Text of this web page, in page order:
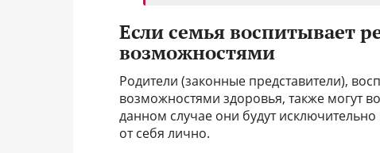
Если семья воспитывает
возможностями
Родители (законные представители),
возможностями здоровья, также могут
данном случае они будут
от себя лично.